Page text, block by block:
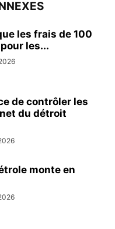
les frais de 100
les...
de contrôler les
du détroit
monte en